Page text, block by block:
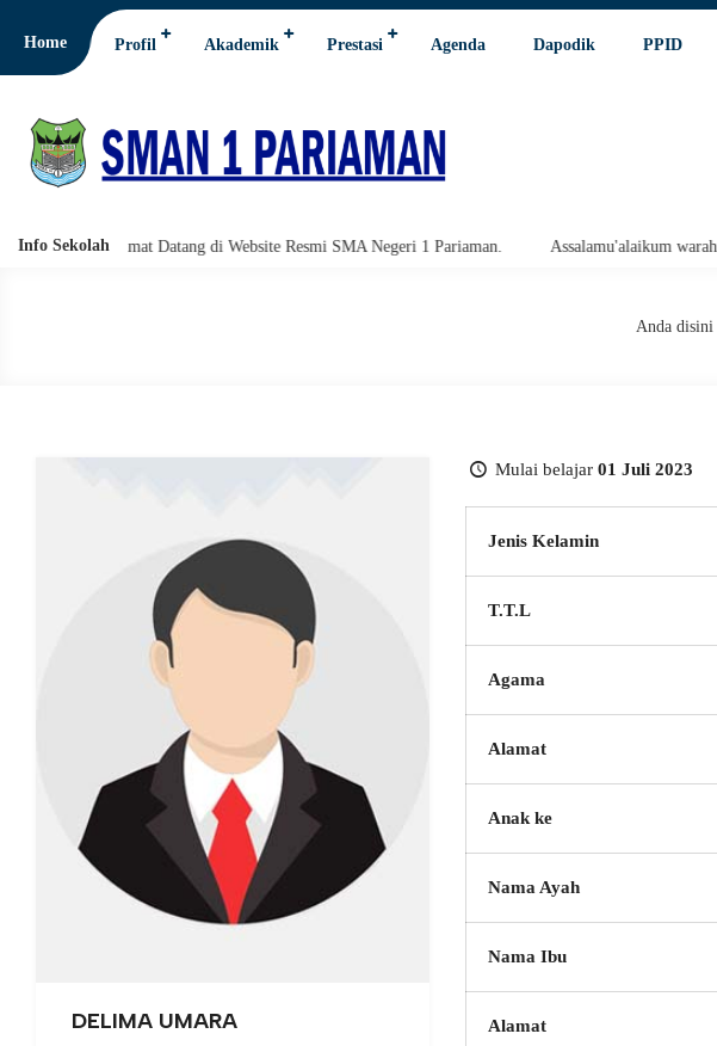
Home Profil Akademik Prestasi Agenda Dapodik PPID
Info Sekolah
Selamat Datang di Website Resmi SMA Negeri 1 Pariaman. Assalamu'alaikum
Anda disini
DELIMA UMARA
Mulai belajar 01 Juli 2023
Jenis Kelamin
T.T.L
Agama
Alamat
Anak ke
Nama Ayah
Nama Ibu
Alamat